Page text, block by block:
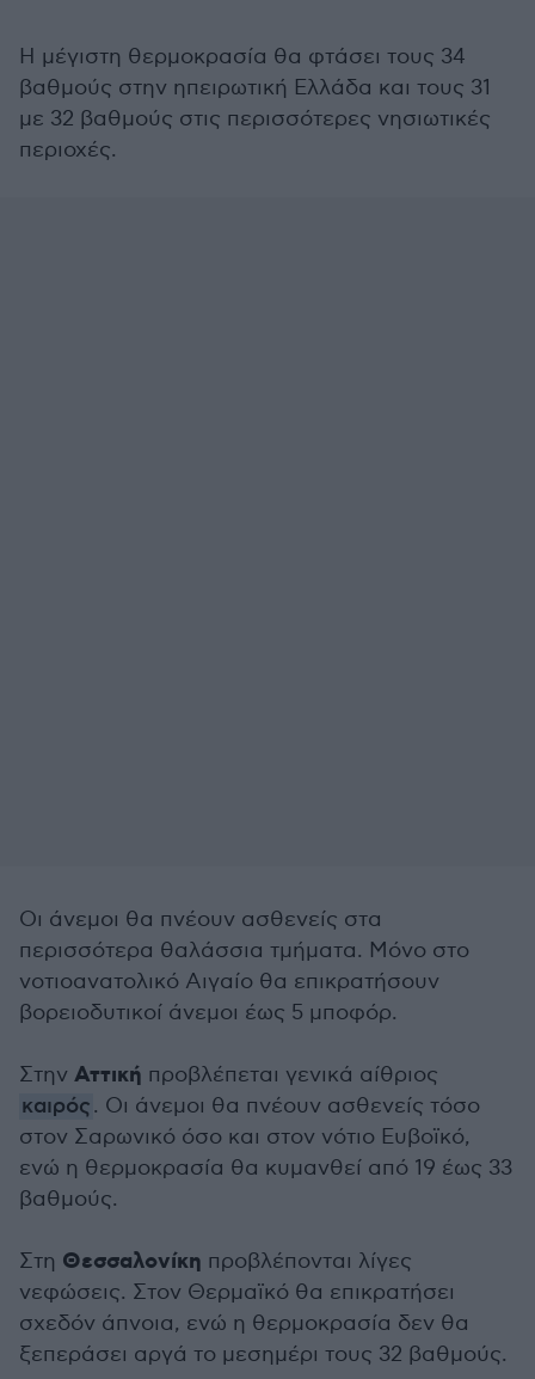
Η μέγιστη θερμοκρασία θα φτάσει τους 34
βαθμούς στην ηπειρωτική Ελλάδα και τους 31
με 32 βαθμούς στις περισσότερες νησιωτικές
περιοχές.
Οι άνεμοι θα πνέουν ασθενείς στα
περισσότερα θαλάσσια τμήματα. Μόνο στο
νοτιοανατολικό Αιγαίο θα επικρατήσουν
βορειοδυτικοί άνεμοι έως 5 μποφόρ.
Στην Αττική προβλέπεται γενικά αίθριος
καιρός. Οι άνεμοι θα πνέουν ασθενείς τόσο
στον Σαρωνικό όσο και στον νότιο Ευβοϊκό,
ενώ η θερμοκρασία θα κυμανθεί από 19 έως 33
βαθμούς.
Στη Θεσσαλονίκη προβλέπονται λίγες
νεφώσεις. Στον Θερμαϊκό θα επικρατήσει
σχεδόν άπνοια, ενώ η θερμοκρασία δεν θα
ξεπεράσει αργά το μεσημέρι τους 32 βαθμούς.